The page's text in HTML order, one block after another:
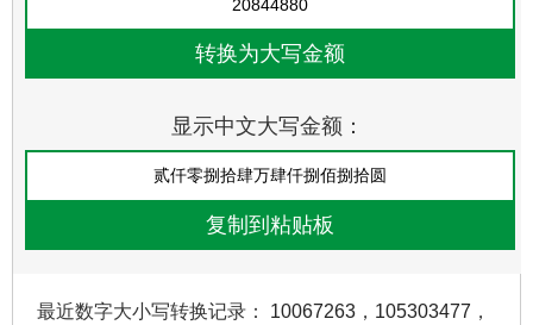
显示中文大写金额：
最近数字大小写转换记录： 10067263 ， 105303477 ，